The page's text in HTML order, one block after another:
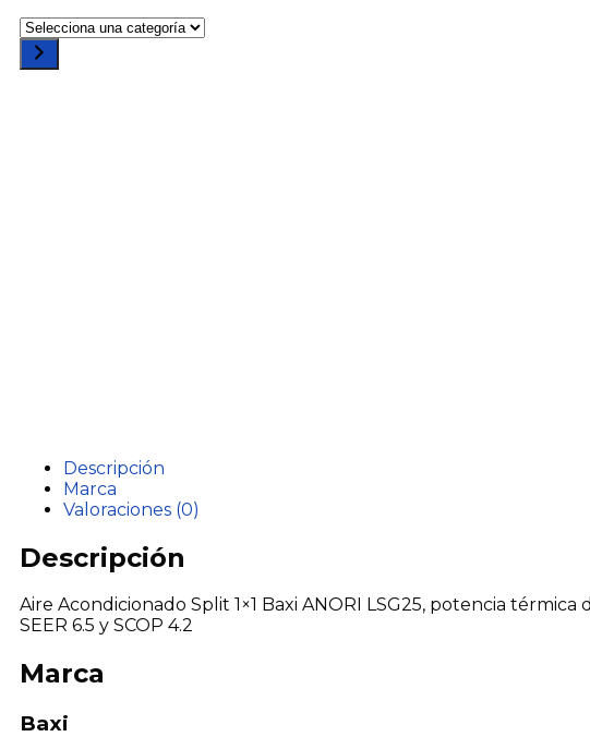
Descripción
Marca
Valoraciones (0)
Descripción
Aire Acondicionado Split 1×1 Baxi ANORI LSG25, potencia
SEER 6.5 y SCOP 4.2
Marca
Baxi